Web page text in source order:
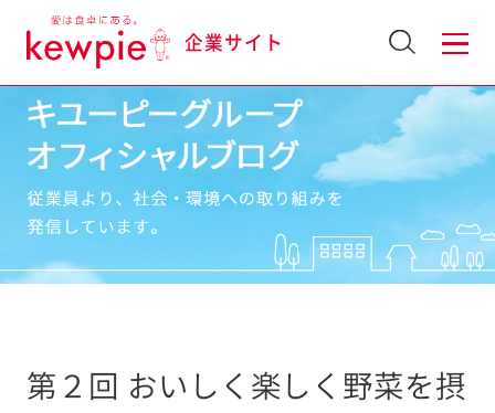
企業サイト
第２回 おいしく楽しく野菜を摂